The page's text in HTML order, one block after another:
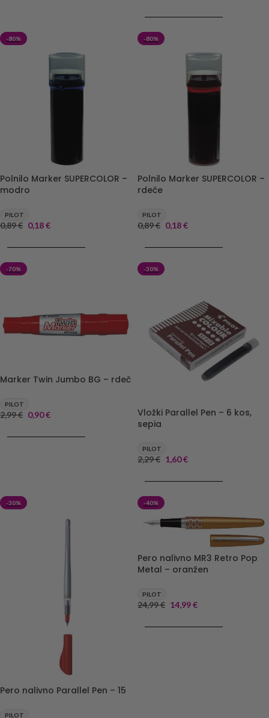
-80%
Polnilo Marker SUPERCOLOR –
modro
PILOT
0,89€ 0,18€
-80%
Polnilo Marker SUPERCOLOR –
rdeče
PILOT
0,89€ 0,18€
-70%
Marker Twin Jumbo BG – rdeč
PILOT
2,99€ 0,90€
-30%
Vložki Parallel Pen – 6 kos,
sepia
PILOT
2,29€ 1,60€
-30%
Pero nalivno Parallel Pen – 15
PILOT
-40%
Pero nalivno MR3 Retro Pop
Metal – oranžen
PILOT
24,99€ 14,99€